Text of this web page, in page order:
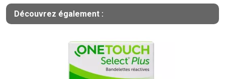
Découvrez également :